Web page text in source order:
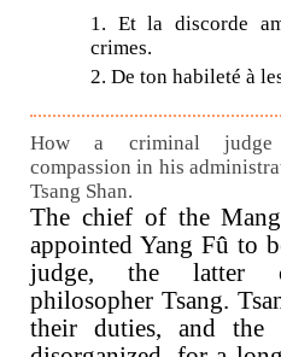
1. Et la discorde
crimes.
2. De ton habileté à
How a criminal judge
compassion in his
Tsang Shan.
The chief of the
appointed Yang Fû to
judge, the latter
philosopher Tsang.
their duties, and the